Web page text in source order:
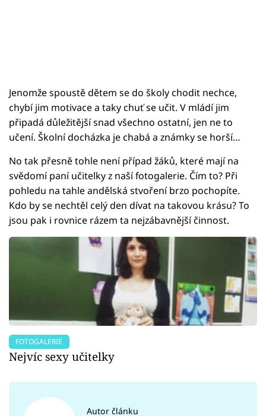
Jenomže spoustě dětem se do školy chodit nechce,
chybí jim motivace a taky chuť se učit. V mládí jim
připadá důležitější snad všechno ostatní, jen ne to
učení. Školní docházka je chabá a známky se horší…
No tak přesně tohle není případ žáků, které mají na
svědomí paní učitelky z naší fotogalerie. Čím to? Při
pohledu na tahle andělská stvoření brzo pochopíte.
Kdo by se nechtěl celý den dívat na takovou krásu? To
jsou pak i rovnice rázem ta nejzábavnější činnost.
FOTOGALERIE
Nejvíc sexy učitelky
Autor článku